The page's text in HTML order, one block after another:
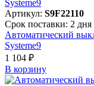
Артикул: S9F22110
Срок поставки: 2 дня
Автоматический
Systeme9
1 104 ₽
В корзинy